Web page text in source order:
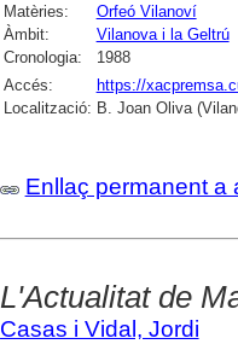
Matèries:
Orfeó Vilanoví
Àmbit:
Vilanova i la Geltrú
Cronologia:
1988
Accés:
https://
Localització: B. Joan Oliva
Enllaç permanent a
L'Actualitat de
Casas i Vidal, Jordi